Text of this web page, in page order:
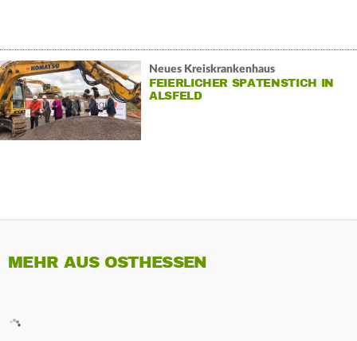
Neues Kreiskrankenhaus
FEIERLICHER SPATENSTICH IN
ALSFELD
MEHR AUS OSTHESSEN